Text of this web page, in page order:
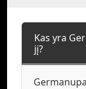
Kas yra
jį?